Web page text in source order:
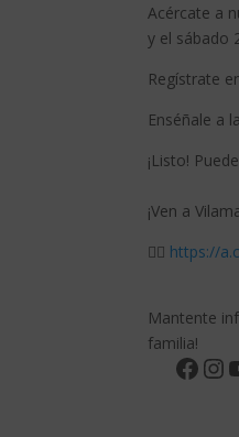
Acércate a
y el sábado
Regístrate
Enséñale a
¡Listo!
¡Ven a
👉🏼 https://
Mantente
familia!